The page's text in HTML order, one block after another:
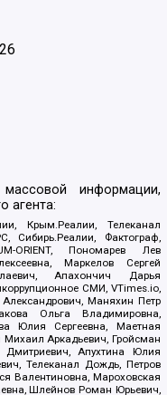
информации,
агента:
Крым.Реалии, Телеканал
Сибирь.Реалии, Фактограф,
ORIENT, Пономарев Лев
Маркелов Сергей
Апахончич Дарья
СМИ, VTimes.io,
Маняхин Петр
Ольга Владимировна,
Юлия Сергеевна, Маетная
Михаил Аркадьевич, Гройсман
Апухтина Юлия
Телеканал Дождь, Петров
Валентиновна, Мароховская
Шлейнов Роман Юрьевич,